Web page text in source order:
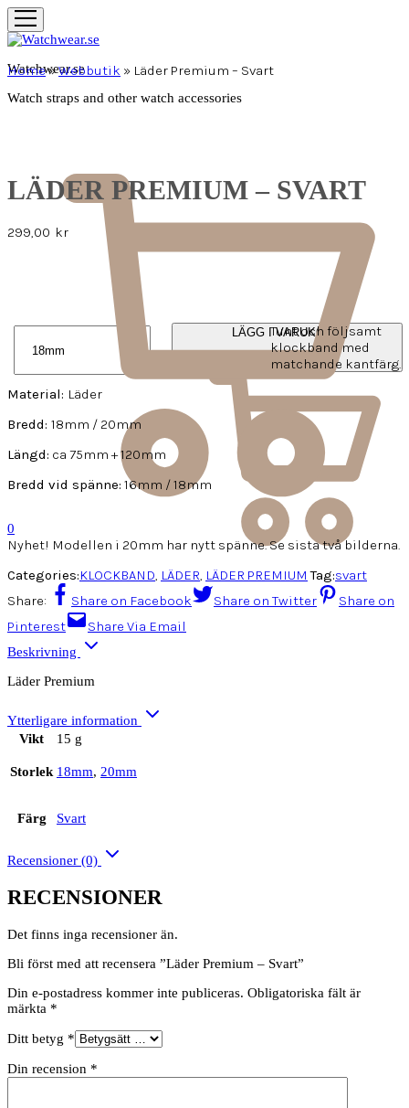
Watchwear.se
Watch straps and other watch accessories
0
Home»Webbutik » Läder Premium – Svart
LÄDER PREMIUM – SVART
299,00 kr
LÄGG I VARUKORG
Tunt och följsamt
klockband med
matchande kantfärg.
Material: Läder
Bredd: 18mm / 20mm
Längd: ca 75mm + 120mm
Bredd vid spänne: 16mm / 18mm
Nyhet! Modellen i 20mm har nytt spänne. Se sista två bilderna.
Categories:KLOCKBAND, LÄDER, LÄDER PREMIUM Tag:svart
Share:
Share on Facebook Share on Twitter
Share on
Pinterest
Share Via Email
Beskrivning
Läder Premium
Ytterligare information
Vikt
15 g
Storlek 18mm, 20mm
Färg Svart
Recensioner (0)
RECENSIONER
Det finns inga recensioner än.
Bli först med att recensera ”Läder Premium – Svart”
Din e-postadress kommer inte publiceras. Obligatoriska fält är
märkta *
Ditt betyg *
Din recension *